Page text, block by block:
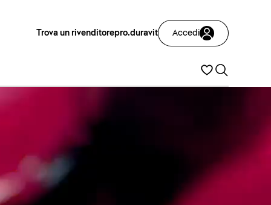
Trova un rivenditorepro.duravit Accedi